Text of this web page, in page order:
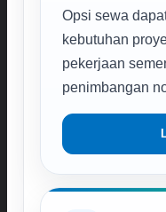
Opsi sewa
kebutuhan
pekerjaan
penimbangan